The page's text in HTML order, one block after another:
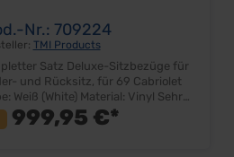
Nr.: 709224
TMI Products
Satz Deluxe-Sitzbezüge für
und Rücksitz, für 69 Cabriolet
(White) Material: Vinyl Sehr
Farbe und Design
dem Original Bezugsatz für
999,95 €*